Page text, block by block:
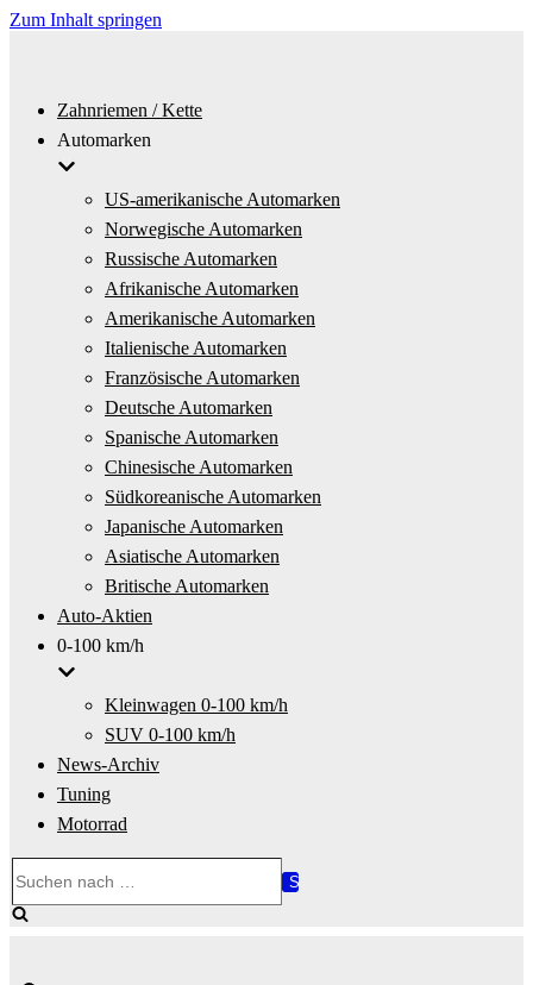
Zum Inhalt springen
Zahnriemen / Kette
Automarken
US-amerikanische Automarken
Norwegische Automarken
Russische Automarken
Afrikanische Automarken
Amerikanische Automarken
Italienische Automarken
Französische Automarken
Deutsche Automarken
Spanische Automarken
Chinesische Automarken
Südkoreanische Automarken
Japanische Automarken
Asiatische Automarken
Britische Automarken
Auto-Aktien
0-100 km/h
Kleinwagen 0-100 km/h
SUV 0-100 km/h
News-Archiv
Tuning
Motorrad
nach …